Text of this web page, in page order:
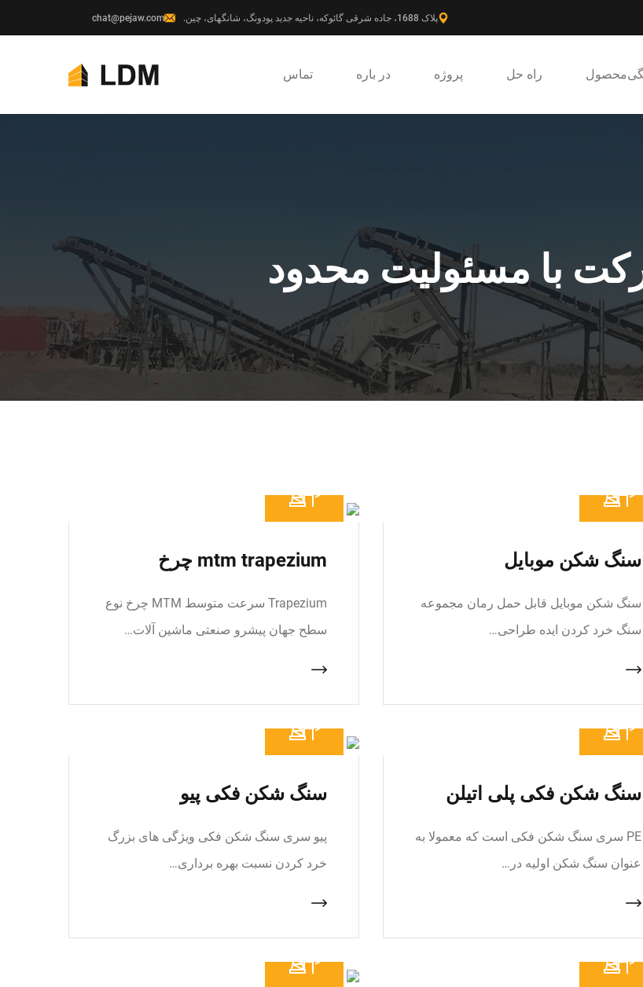
پلاک 1688، جاده شرقی گائوکه، ناحیه جدید پودونگ، شانگهای، چین. chat@pejaw.com
محصول راه حل پروژه در باره تماس
با مسئولیت محدود
سنگ شکن موبایل
سنگ شکن موبایل قابل حمل رمان مجموعه
سنگ خرد کردن ایده طراحی…
mtm trapezium چرخ
Trapezium سرعت متوسط MTM چرخ نوع
سطح جهان پیشرو صنعتی ماشین آلات…
سنگ شکن فکی پلی اتیلن
PE سری سنگ شکن فکی است که معمولا به
عنوان سنگ شکن اولیه در…
سنگ شکن فکی پیو
پیو سری سنگ شکن فکی ویژگی های بزرگ
خرد کردن نسبت بهره برداری…